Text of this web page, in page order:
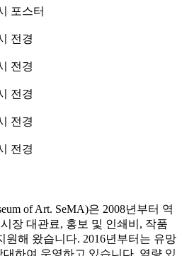
포스터
전경
전경
전경
of Art. SeMA)은 2008년부터 역
장 대관료, 홍보 및 인쇄비, 작품
원해 왔습니다. 2016년부터는 유망